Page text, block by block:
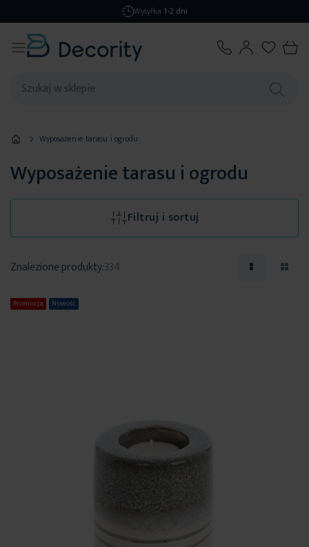
Darmowa dostawaod 299,99 zł
Wyposażenie tarasu i ogrodu
Wyposażenie tarasu i ogrodu
Filtruj i sortuj
Znalezione produkty:334
Promocja Nowość